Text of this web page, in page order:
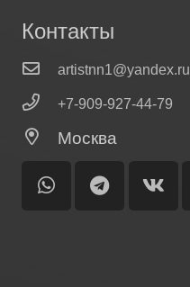
Контакты
artistnn1@yandex.ru
+7-909-927-44-79
Москва